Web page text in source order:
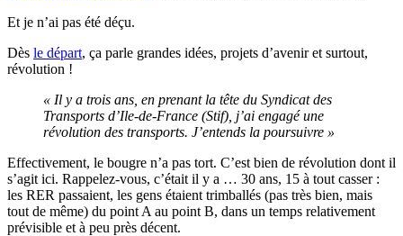
Et je n’ai pas été déçu.
Dès le départ, ça parle grandes idées, projets d’avenir et surtout,
révolution !
« Il y a trois ans, en prenant la tête du Syndicat des
Transports d’Ile-de-France (Stif), j’ai engagé une
révolution des transports. J’entends la poursuivre »
Effectivement, le bougre n’a pas tort. C’est bien de révolution dont il
s’agit ici. Rappelez-vous, c’était il y a … 30 ans, 15 à tout casser :
les RER passaient, les gens étaient trimballés (pas très bien, mais
tout de même) du point A au point B, dans un temps relativement
prévisible et à peu près décent.